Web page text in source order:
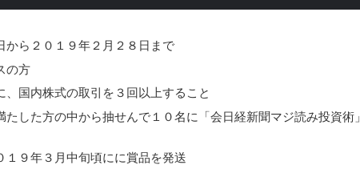
から２０１９年２月２８日まで
の方
国内株式の取引を３回以上すること
した方の中から抽せんで１０名に「会日経新聞マジ読み投資術」
９年３月中旬頃にに賞品を発送